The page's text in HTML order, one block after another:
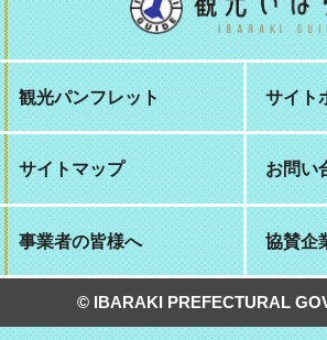
観光パンフレット サイト
サイトマップ お問い
事業者の皆様へ 協賛企
© IBARAKI PREFECTURAL